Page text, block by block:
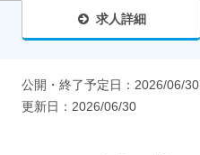
求人詳細
公開・終了予定日： 2026/06/30
更新日： 2026/06/30